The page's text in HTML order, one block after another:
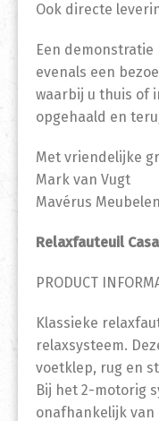
Ook directe
Een
evenals een
waarbij u thuis of
opgehaald en
Met vriendelijke
Mark van Vugt
Mavérus Meubelen
Relaxfauteuil
PRODUCT
Klassieke
relaxsysteem.
voetklep, rug en
Bij het 2-motorig
onafhankelijk